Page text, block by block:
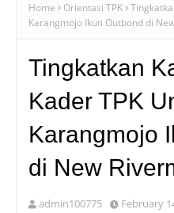
Home Orientasi TPK
Karangmojo Ikuti Outbond di
Tingkatkan
Kader TPK
Karangmojo
di New
admin100775 February